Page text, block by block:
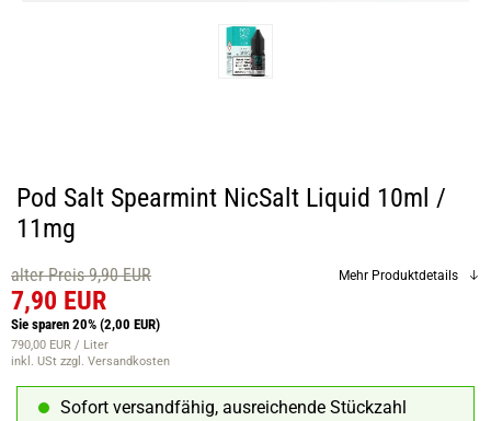
Pod Salt Spearmint NicSalt Liquid 10ml /
11mg
alter Preis 9,90 EUR
7,90 EUR
Sie sparen 20% (2,00 EUR)
790,00 EUR / Liter
inkl. USt zzgl. Versandkosten
Mehr Produktdetails
Sofort versandfähig, ausreichende Stückzahl